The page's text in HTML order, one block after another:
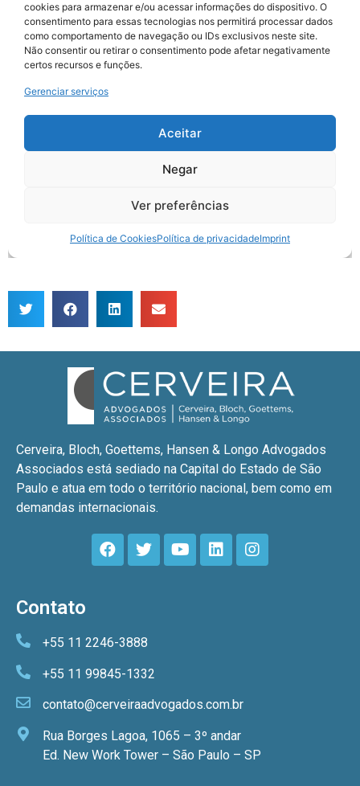
Cerveira, Bloch, Goettems, Hansen & Longo Advogados
Associados está sediado na Capital do Estado de São
Paulo e atua em todo o território nacional, bem como em
demandas internacionais.
Contato
+55 11 2246-3888
+55 11 99845-1332
contato@cerveiraadvogados.com.br
Rua Borges Lagoa, 1065 – 3º andar
Ed. New Work Tower – São Paulo – SP